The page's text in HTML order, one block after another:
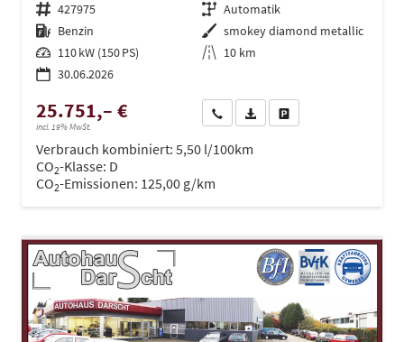
Fahrzeugnr. 427975 Getriebe Automatik
Kraftstoff Benzin Außenfarbe smokey diamond metallic
Leistung 110 kW (150 PS) Kilometerstand 10 km
30.06.2026
25.751,– €
incl. 19% MwSt.
Wir rufen Sie anPDF-Datei, Fahrzeugexposé
Verbrauch kombiniert: 5,50 l/100km
CO2-Klasse: D
CO2-Emissionen: 125,00 g/km